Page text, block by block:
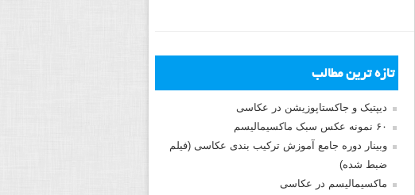
تازه ترین مطالب
دیپتیک و جاکستا‌پوزیشن در عکاسی
۶۰ نمونه عکس سبک ماکسیمالیسم
وبینار دوره جامع آموزش ترکیب بندی عکاسی (فیلم
ضبط شده)
ماکسیمالیسم در عکاسی